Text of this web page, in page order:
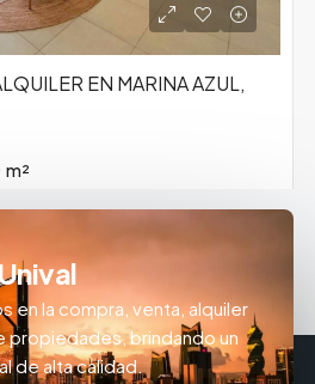
EN MARINA AZUL,
m²
en la compra, venta, alquiler
propiedades, brindando un
de alta calidad.